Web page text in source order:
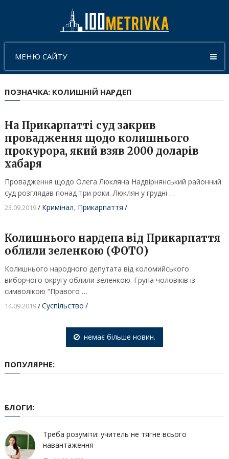
МЕНЮ САЙТУ
ПОЗНАЧКА: КОЛИШНІЙ НАРДЕП
На Прикарпатті суд закрив
провадження щодо колишнього
прокурора, який взяв 2000 доларів
хабаря
Провадження щодо Олега Люкляна Надвірнянський районний
суд розглядав понад три роки. Люклян у грудні …
23.09.2019/ Кримінал, Прикарпаття /
Колишнього нардепа від Прикарпаття
облили зеленкою (ФОТО)
Колишнього народного депутата від коломийського
виборчого округу облили зеленкою. Група чоловіків із
символікою “Правого …
14.09.2019/Суспільство /
немає більше новин.
ПОПУЛЯРНЕ:
БЛОГИ:
Треба розуміти: учитель не тягне всього
навантаження